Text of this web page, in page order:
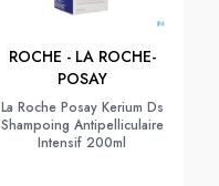
ROCHE - LA ROCHE-
POSAY
La Roche Posay Kerium Ds
Shampoing Antipelliculaire
Intensif 200ml